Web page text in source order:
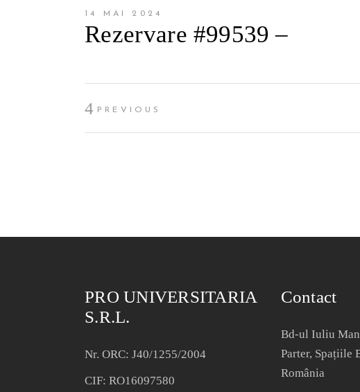
14 MAI 2024
Rezervare #99539 –
PREVIOUS
PRO UNIVERSITARIA
S.R.L.
Nr. ORC: J40/1255/2004
CIF: RO16097580
Contact
Bd-ul Iuliu
Parter, Spațiile
România